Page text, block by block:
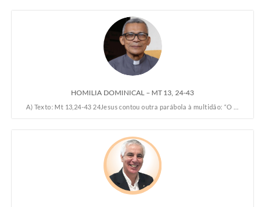
HOMILIA DOMINICAL – MT 13, 24-43
A) Texto: Mt 13,24-43 24Jesus contou outra parábola à multidão: “O …